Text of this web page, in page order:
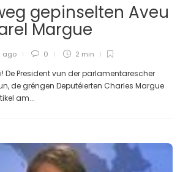
gepinselten Aveu
Margue
ago 0 2 min
De President vun der parlamentarescher
de gréngen Deputéierten Charles Margue
am...